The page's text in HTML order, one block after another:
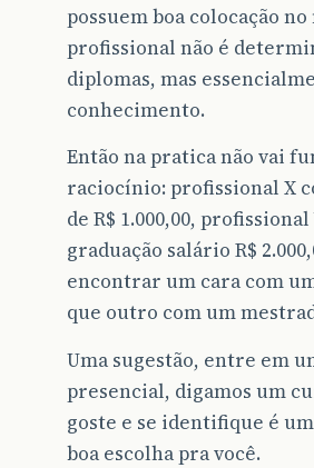
possuem boa colocação
profissional não é
diplomas, mas
conhecimento.
Então na pratica não vai
raciocínio: profissional X
de R$ 1.000,00,
graduação salário R$
encontrar um cara com
que outro com um
Uma sugestão, entre em
presencial, digamos um
goste e se identifique é
boa escolha pra você.